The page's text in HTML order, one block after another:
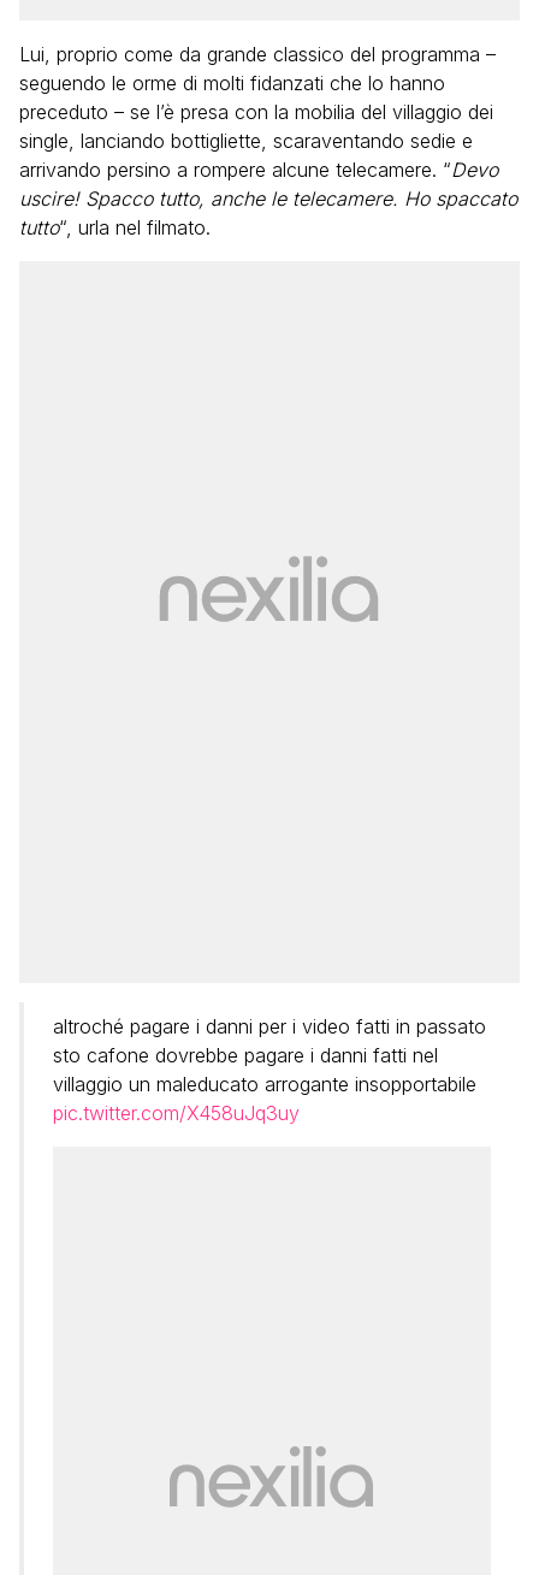
Lui, proprio come da grande classico del programma –
seguendo le orme di molti fidanzati che lo hanno
preceduto – se l’è presa con la mobilia del villaggio dei
single, lanciando bottigliette, scaraventando sedie e
arrivando persino a rompere alcune telecamere. “Devo
uscire! Spacco tutto, anche le telecamere. Ho spaccato
tutto“, urla nel filmato.
altroché pagare i danni per i video fatti in passato
sto cafone dovrebbe pagare i danni fatti nel
villaggio un maleducato arrogante insopportabile
pic.twitter.com/X458uJq3uy